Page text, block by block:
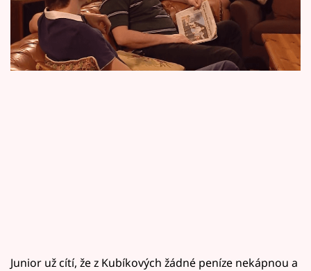
Sledujte prima+
Filmový festival Karlovy Vary
20.15!
Junior už cítí, že z Kubíkových žádné peníze nekápnou a